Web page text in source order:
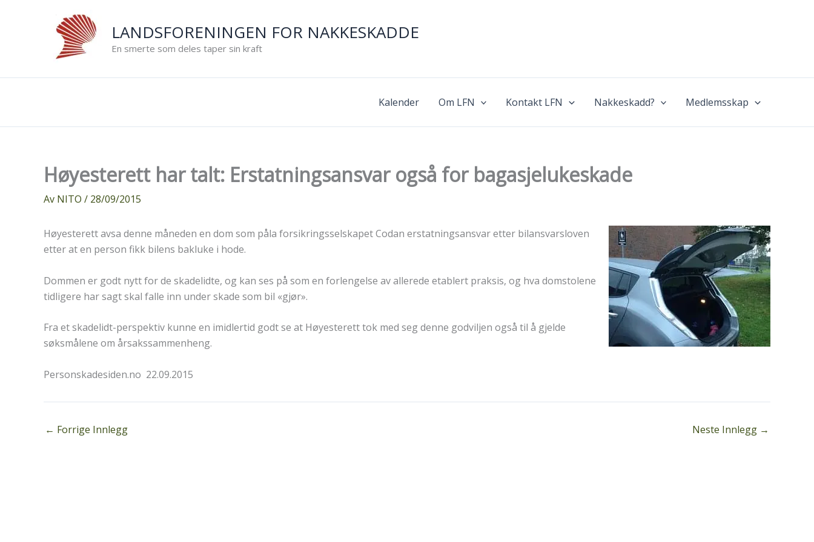
LANDSFORENINGEN FOR NAKKESKADDE
En smerte som deles taper sin kraft
Kalender Om LFN Kontakt LFN Nakkeskadd? Medlemsskap
Høyesterett har talt: Erstatningsansvar også for bagasjelukeskade
Av NITO / 28/09/2015
Høyesterett avsa denne måneden en dom som påla forsikringsselskapet Codan erstatningsansvar etter bilansvarsloven
etter at en person fikk bilens bakluke i hode.
Dommen er godt nytt for de skadelidte, og kan ses på som en forlengelse av allerede etablert praksis, og hva domstolene
tidligere har sagt skal falle inn under skade som bil «gjør».
Fra et skadelidt-perspektiv kunne en imidlertid godt se at Høyesterett tok med seg denne godviljen også til å gjelde
søksmålene om årsakssammenheng.
Personskadesiden.no 22.09.2015
← Forrige Innlegg Neste Innlegg →